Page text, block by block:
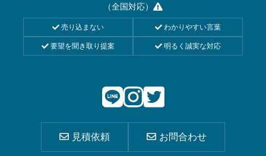
（全国対応）
売り込まない わかりやすい言葉
要望を聞き取り提案 明るく誠実な対応
見積依頼 お問合わせ